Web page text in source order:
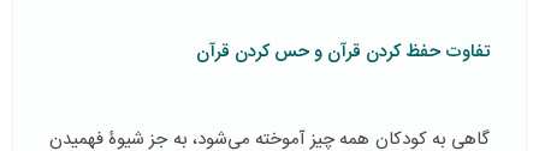
تفاوت حفظ کردن قرآن و حس کردن قرآن
گاهی به کودکان همه چیز آموخته می‌شود، به جز شیوۀ فهمیدن